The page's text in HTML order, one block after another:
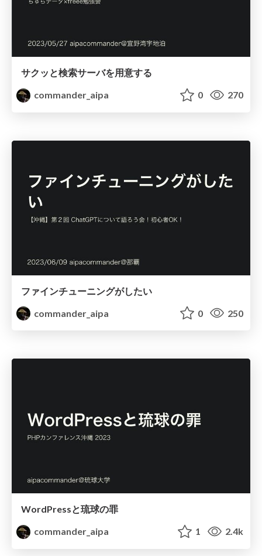
サクッと検索サーバを用意する
commander_aipa
0 270
ファインチューニングがしたい
commander_aipa
0 250
WordPressと琉球の罪
commander_aipa
1 2.4k